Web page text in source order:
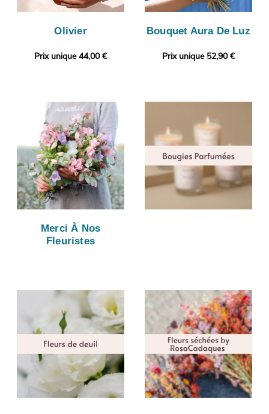
Olivier
Prix unique 44,00 €
Bouquet Aura De Luz
Prix unique 52,90 €
Merci À Nos
Fleuristes